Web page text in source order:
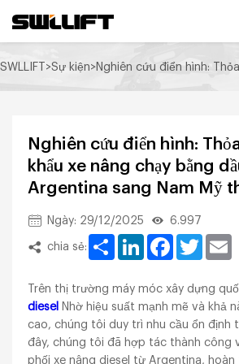
SWLLIFT>Sự kiện>Nghiên cứu điển hình:
Nghiên cứu điển hình:
khẩu xe nâng chạy bằng
Argentina sang Nam Mỹ
Ngày: 29/12/2025 6.997
chia sẻ:
Share LinkedInFacebook
Twitter
Trên thị trường máy móc xây dựng
diesel Nhờ hiệu suất mạnh mẽ và khả
cao, chúng tôi duy trì nhu cầu ổn định
đây, chúng tôi đã hợp tác thành công
phối xe nâng diesel từ Argentina,